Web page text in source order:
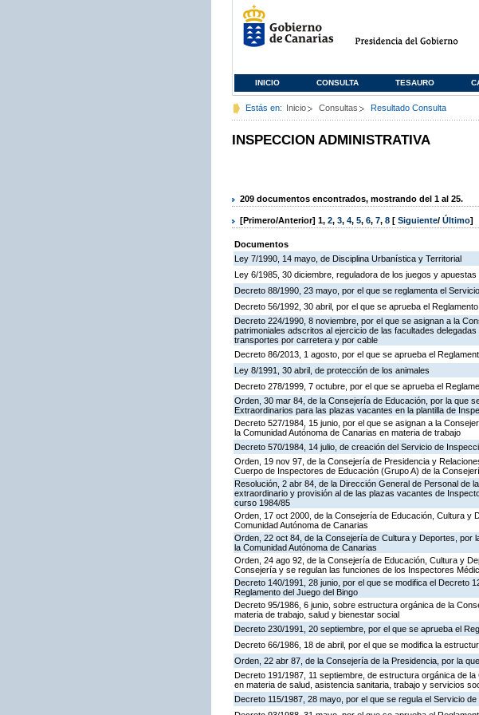
INICIO CONSULTA TESAURO
Estás en: Inicio Consultas Resultado Consulta
INSPECCION ADMINISTRATIVA
209 documentos encontrados, mostrando del 1 al 25.
[Primero/Anterior] 1, 2, 3, 4, 5, 6, 7, 8 [ Siguiente/ Último]
Documentos
Ley 7/1990, 14 mayo, de Disciplina Urbanística y Territorial
Ley 6/1985, 30 diciembre, reguladora de los juegos y
Decreto 88/1990, 23 mayo, por el que se reglamenta el
Decreto 56/1992, 30 abril, por el que se aprueba el
Decreto 224/1990, 8 noviembre, por el que se asignan a la
patrimoniales adscritos al ejercicio de las facultades
transportes por carretera y por cable
Decreto 86/2013, 1 agosto, por el que se aprueba el
Ley 8/1991, 30 abril, de protección de los animales
Decreto 278/1999, 7 octubre, por el que se aprueba el
Orden, 30 mar 84, de la Consejería de Educación, por la que
Extraordinarios para las plazas vacantes en la plantilla de
Decreto 527/1984, 15 junio, por el que se asignan a la
la Comunidad Autónoma de Canarias en materia de trabajo
Decreto 570/1984, 14 julio, de creación del Servicio de
Orden, 19 nov 97, de la Consejería de Presidencia y
Cuerpo de Inspectores de Educación (Grupo A) de la
Resolución, 2 abr 84, de la Dirección General de Personal
extraordinario y provisión al de las plazas vacantes de
curso 1984/85
Orden, 17 oct 2000, de la Consejería de Educación, Cultura y
Comunidad Autónoma de Canarias
Orden, 22 oct 84, de la Consejería de Cultura y Deportes,
la Comunidad Autónoma de Canarias
Orden, 24 ago 92, de la Consejería de Educación, Cultura y
Consejería y se regulan las funciones de los Inspectores
Decreto 140/1991, 28 junio, por el que se modifica el Decreto
Reglamento del Juego del Bingo
Decreto 95/1986, 6 junio, sobre estructura orgánica de la
materia de trabajo, salud y bienestar social
Decreto 230/1991, 20 septiembre, por el que se aprueba el
Decreto 66/1986, 18 de abril, por el que se modifica la
Orden, 22 abr 87, de la Consejería de la Presidencia, por la
Decreto 191/1987, 11 septiembre, de estructura orgánica de
en materia de salud, asistencia sanitaria, trabajo y servicios
Decreto 115/1987, 28 mayo, por el que se regula el Servicio